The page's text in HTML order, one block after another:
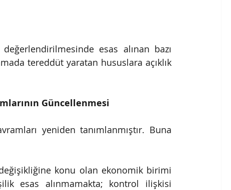
esas alınan bazı
tereddüt yaratan hususlara açıklık
Güncellenmesi
yeniden tanımlanmıştır. Buna
konu olan ekonomik birimi
esas alınmamakta; kontrol ilişkisi